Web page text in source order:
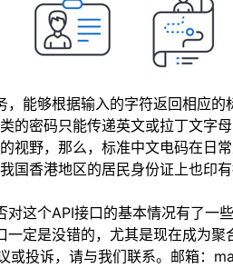
够根据输入的字符返回相应的
密码只能传递英文或拉丁文字
野，那么，标准中文电码在日
香港地区的居民身份证上也印
个API接口的基本情况有了一
定是没错的，尤其是现在成为聚
或投诉，请与我们联系。邮箱：